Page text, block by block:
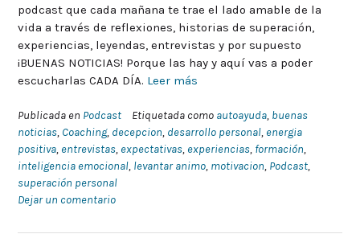
podcast que cada mañana te trae el lado amable de la
vida a través de reflexiones, historias de superación,
experiencias, leyendas, entrevistas y por supuesto
¡BUENAS NOTICIAS! Porque las hay y aquí vas a poder
escucharlas CADA DÍA. Leer más
Publicada en Podcast Etiquetada como autoayuda, buenas
noticias, Coaching, decepcion, desarrollo personal, energia
positiva, entrevistas, expectativas, experiencias, formación,
inteligencia emocional, levantar animo, motivacion, Podcast,
superación personal
Dejar un comentario